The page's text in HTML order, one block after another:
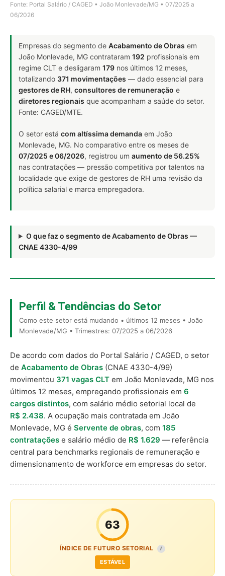
Fonte: Portal Salário / CAGED • João Monlevade/MG • 07/2025 a
06/2026
Empresas do segmento de Acabamento de Obras em
João Monlevade, MG contrataram 192 profissionais em
regime CLT e desligaram 179 nos últimos 12 meses,
totalizando 371 movimentações — dado essencial para
gestores de RH, consultores de remuneração e
diretores regionais que acompanham a saúde do setor.
Fonte: CAGED/MTE.
O setor está com altíssima demanda em João
Monlevade, MG. No comparativo entre os meses de
07/2025 e 06/2026, registrou um aumento de 56.25%
nas contratações — pressão competitiva por talentos na
localidade que exige de gestores de RH uma revisão da
política salarial e marca empregadora.
O que faz o segmento de Acabamento de Obras —
CNAE 4330-4/99
Perfil & Tendências do Setor
Como este setor está mudando • últimos 12 meses • João
Monlevade/MG • Trimestres: 07/2025 a 06/2026
De acordo com dados do Portal Salário / CAGED, o setor
de Acabamento de Obras (CNAE 4330-4/99)
movimentou 371 vagas CLT em João Monlevade, MG nos
últimos 12 meses, empregando profissionais em 6
cargos distintos, com salário médio setorial local de
R$ 2.438. A ocupação mais contratada em João
Monlevade, MG é Servente de obras, com 185
contratações e salário médio de R$ 1.629 — referência
central para benchmarks regionais de remuneração e
dimensionamento de workforce em empresas do setor.
63
ÍNDICE DE FUTURO SETORIAL I
ESTÁVEL